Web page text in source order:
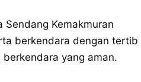
Kemakmuran
berkendara dengan tertib
yang aman.